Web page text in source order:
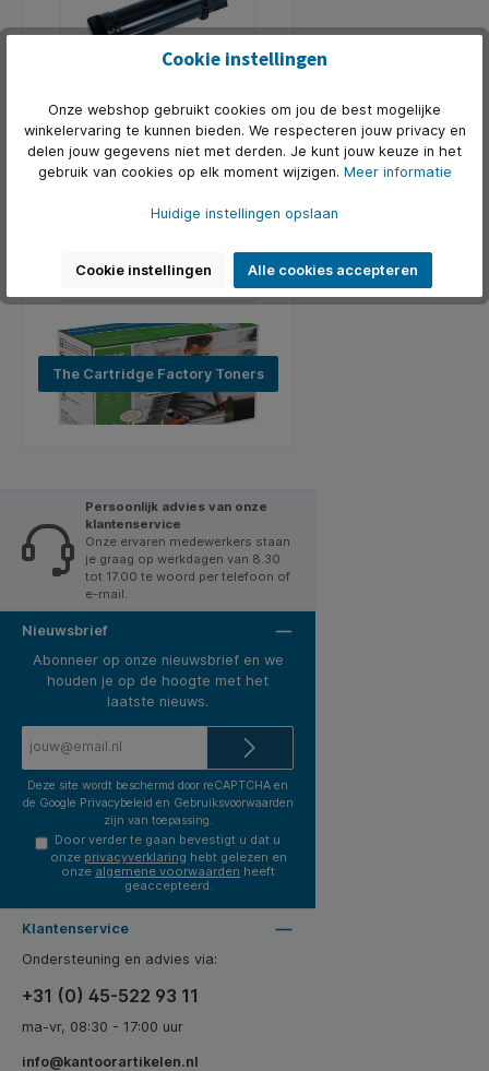
Huismerk toner -
Xerox (Cartridge)
106R03480
compatibel, zwart
Art. Nr.:TCF-XER-PH6510bk
€ 42,12*
In de winkelmand
Huismerk toner -
Xerox (Cartridge)
106R03690
compatibel, cyaan
Art. Nr.: TCF-XER-PH6510cy
In de winkelmand
The Cartridge Factory Toners
Persoonlijk advies van onze
klantenservice
Onze ervaren medewerkers staan
je graag op werkdagen van 8.30
tot 17.00 te woord per telefoon of
e-mail.
Nieuwsbrief
Abonneer op onze nieuwsbrief en we
houden je op de hoogte met het
laatste nieuws.
mailadres*
Deze site wordt beschermd door reCAPTCHA en
de Google Privacybeleid en Gebruiksvoorwaarden
zijn van toepassing.
Door verder te gaan bevestigt u dat u
onze privacyverklaring hebt gelezen en
onze algemene voorwaarden heeft
geaccepteerd.
Klantenservice
Ondersteuning en advies via:
+31 (0) 45-522 93 11
ma-vr, 08:30 - 17:00 uur
info@kantoorartikelen.nl
Cookie instellingen
Onze webshop gebruikt cookies om jou de best mogelijke
winkelervaring te kunnen bieden. We respecteren jouw privacy en
delen jouw gegevens niet met derden. Je kunt jouw keuze in het
gebruik van cookies op elk moment wijzigen. Meer informatie
Huidige instellingen opslaan
Cookie instellingen Alle cookies accepteren